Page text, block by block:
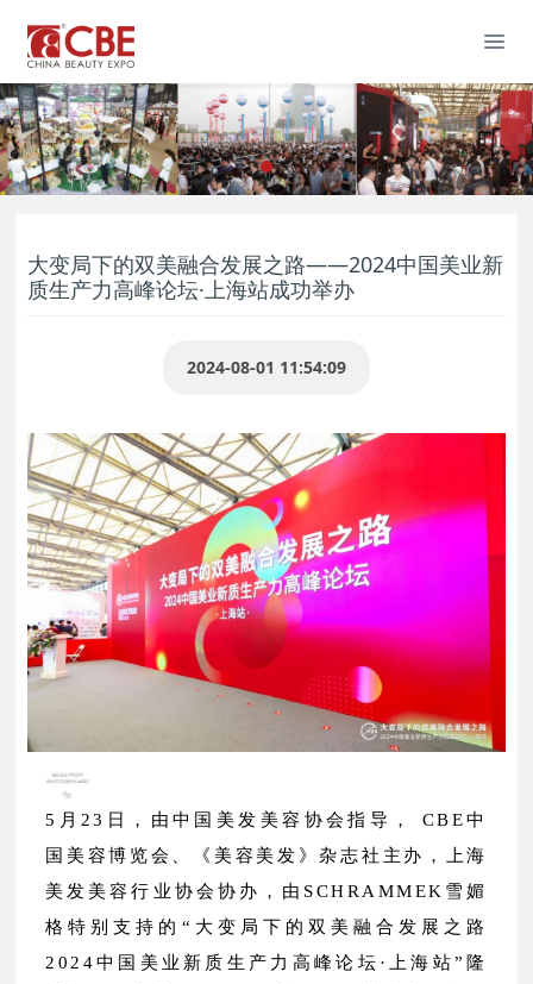
大变局下的双美融合发展之路——2024中国美业新
质生产力高峰论坛·上海站成功举办
2024-08-01 11:54:09
5月23日，由中国美发美容协会指导， CBE中
国美容博览会、《美容美发》杂志社主办，上海
美发美容行业协会协办，由SCHRAMMEK雪媚
格特别支持的“大变局下的双美融合发展之路
2024中国美业新质生产力高峰论坛·上海站”隆